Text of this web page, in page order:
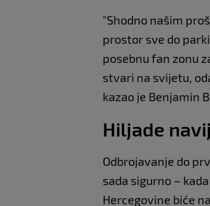
"Shodno našim
prostor sve do
posebnu fan zonu
stvari na svijetu,
kazao je Benjamin
Hiljade
Odbrojavanje do
sada sigurno –
Hercegovine biće